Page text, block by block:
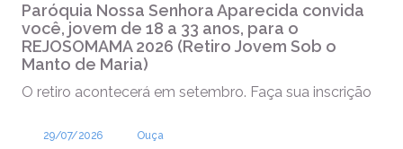
Paróquia Nossa Senhora Aparecida convida
você, jovem de 18 a 33 anos, para o
REJOSOMAMA 2026 (Retiro Jovem Sob o
Manto de Maria)
O retiro acontecerá em setembro. Faça sua inscrição
29/07/2026 Ouça